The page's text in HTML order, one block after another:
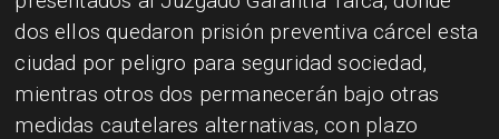
dos ellos quedaron prisión preventiva cárcel esta
ciudad por peligro para seguridad sociedad,
mientras otros dos permanecerán bajo otras
medidas cautelares alternativas, con plazo